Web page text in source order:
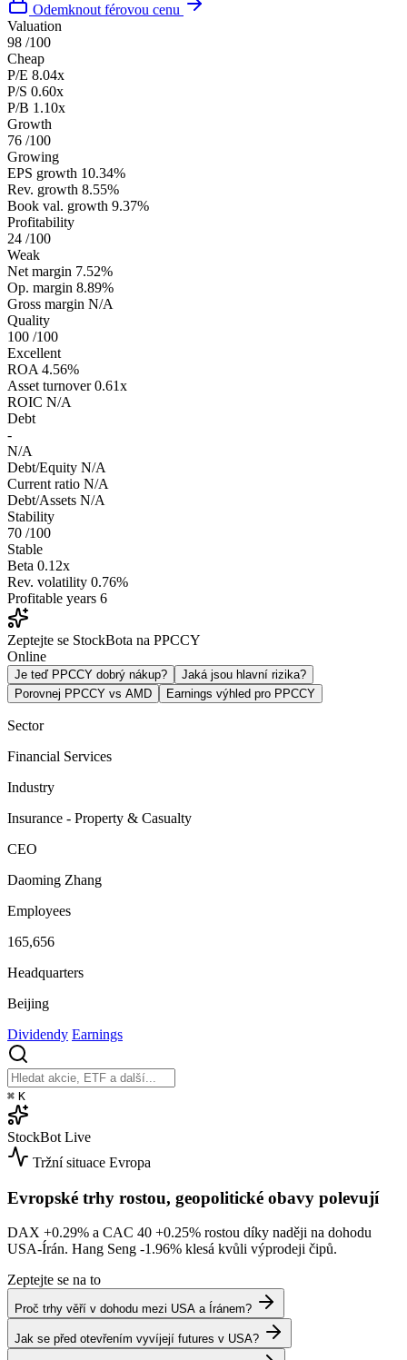
Odemknout férovou cenu
Valuation
98 /100
Cheap
P/E 8.04x
P/S 0.60x
P/B 1.10x
Growth
76 /100
Growing
EPS growth 10.34%
Rev. growth 8.55%
Book val. growth 9.37%
Profitability
24 /100
Weak
Net margin 7.52%
Op. margin 8.89%
Gross margin N/A
Quality
100 /100
Excellent
ROA 4.56%
Asset turnover 0.61x
ROIC N/A
Debt
-
N/A
Debt/Equity N/A
Current ratio N/A
Debt/Assets N/A
Stability
70 /100
Stable
Beta 0.12x
Rev. volatility 0.76%
Profitable years 6
Zeptejte se StockBota na PPCCY
Online
Je teď PPCCY dobrý nákup?
Jaká jsou hlavní rizika?
Porovnej PPCCY vs AMD
Earnings výhled pro PPCCY
Sector
Financial Services
Industry
Insurance - Property & Casualty
CEO
Daoming Zhang
Employees
165,656
Headquarters
Beijing
Dividendy Earnings
⌘ K
StockBot Live
Tržní situace Evropa
Evropské trhy rostou, geopolitické obavy polevují
DAX +0.29% a CAC 40 +0.25% rostou díky naději na dohodu
USA-Írán. Hang Seng -1.96% klesá kvůli výprodeji čipů.
Zeptejte se na to
Proč trhy věří v dohodu mezi USA a Íránem?
Jak se před otevřením vyvíjejí futures v USA?